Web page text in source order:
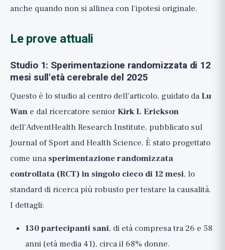
anche quando non si allinea con l'ipotesi originale.
Le prove attuali
Studio 1: Sperimentazione randomizzata di 12
mesi sull'età cerebrale del 2025
Questo è lo studio al centro dell'articolo, guidato daLu
Wan e dal ricercatore seniorKirk I. Erickson
dell'AdventHealth Research Institute, pubblicato sul
Journal of Sport and Health Science. È stato progettato
come una sperimentazione randomizzata
controllata (RCT) in singolo cieco di 12 mesi, lo
standard di ricerca più robusto per testare la causalità.
I dettagli:
130 partecipanti sani, di età compresa tra 26 e 58
anni (età media 41), circa il 68% donne.